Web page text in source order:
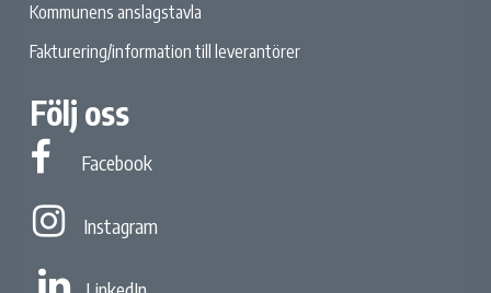
Kommunens anslagstavla
Fakturering/information till leverantörer
Följ oss
Facebook
Facebook
Instagram
Instagram